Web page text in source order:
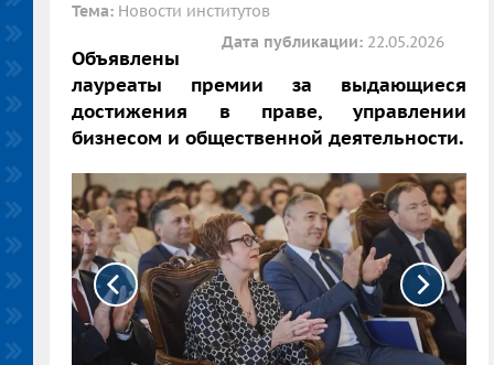
Тема: Новости институтов
Дата публикации: 22.05.2026
Объявлены
лауреаты премии за выдающиеся
достижения в праве, управлении
бизнесом и общественной деятельности.